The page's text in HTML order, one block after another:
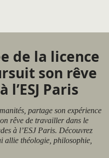
de la licence
son rêve
Paris
partage son expérience
rêve de travailler dans le
à l’ESJ Paris. Découvrez
théologie, philosophie,